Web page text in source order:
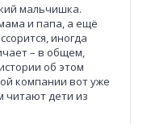
мальчишка.
и папа, а ещё
иногда
– в общем,
об этом
компании вот уже
читают дети из